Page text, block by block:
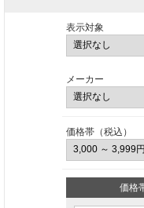
表示対象
メーカー
価格帯（税込）
価格